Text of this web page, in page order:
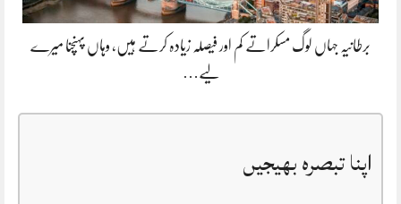
برطانیہ جہاں لوگ مسکراتے کم اور فیصلہ زیادہ کرتے ہیں، وہاں پہنچنا میرے
لیے…
اپنا تبصرہ بھیجیں